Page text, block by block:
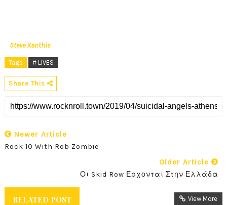
Steve Xanthis
Tags # LIVES
Share This
Newer Article
Rock 10 With Rob Zombie
Older Article
Οι Skid Row Έρχονται Στην Ελλάδα
RELATED POST View More